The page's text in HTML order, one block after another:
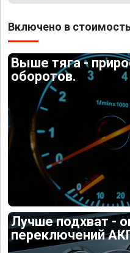
Включено в
Выше тяга -
оборотов.
Лучше подхват -
переключений